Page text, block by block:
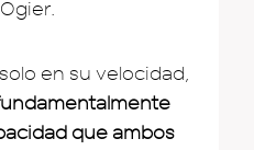
en su velocidad,
que ambos